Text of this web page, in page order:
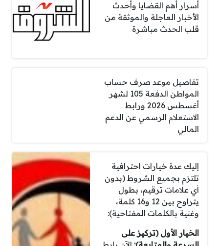
أسرار أهم القضايا وأحدث
الأخبار العاجلة والموثقة من
قلب الحدث مباشرة
تفاصيل موعد صرف حساب
المواطن الدفعة 105 لشهر
أغسطس 2026 ورابط
الاستعلام الرسمي عن الدعم
المالي
إليك عدة خيارات احترافية
تلتزم بجميع الشروط (بدون
أي علامات ترقيم، بطول
يتراوح بين 12 و16 كلمة،
وغنية بالكلمات المفتاحية):
الخيار الأول (تركيز على